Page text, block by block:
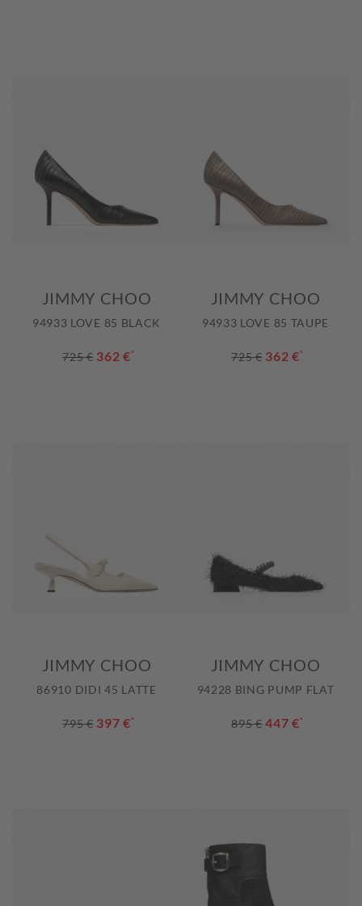
JIMMY CHOO
94933 LOVE 85 BLACK
725 € 362 €*
JIMMY CHOO
94933 LOVE 85 TAUPE
725 € 362 €*
JIMMY CHOO
86910 DIDI 45 LATTE
795 € 397 €*
JIMMY CHOO
94228 BING PUMP FLAT
895 € 447 €*